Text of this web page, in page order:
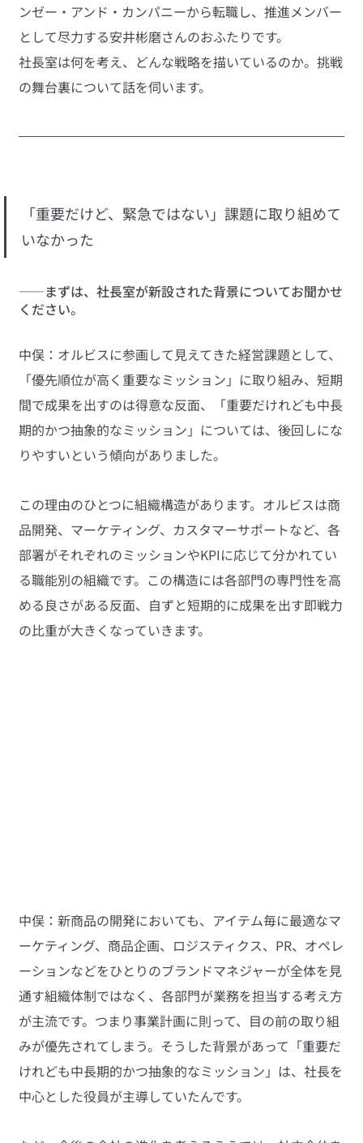
ンゼー・アンド・カンパニーから転職し、推進メンバー
として尽力する安井彬磨さんのおふたりです。
社長室は何を考え、どんな戦略を描いているのか。挑戦
の舞台裏について話を伺います。
「重要だけど、緊急ではない」課題に取り組めて
いなかった
――まずは、社長室が新設された背景についてお聞かせ
ください。
中俣：オルビスに参画して見えてきた経営課題として、
「優先順位が高く重要なミッション」に取り組み、短期
間で成果を出すのは得意な反面、「重要だけれども中長
期的かつ抽象的なミッション」については、後回しにな
りやすいという傾向がありました。
この理由のひとつに組織構造があります。オルビスは商
品開発、マーケティング、カスタマーサポートなど、各
部署がそれぞれのミッションやKPIに応じて分かれてい
る職能別の組織です。この構造には各部門の専門性を高
める良さがある反面、自ずと短期的に成果を出す即戦力
の比重が大きくなっていきます。
中俣：新商品の開発においても、アイテム毎に最適なマ
ーケティング、商品企画、ロジスティクス、PR、オペレ
ーションなどをひとりのブランドマネジャーが全体を見
通す組織体制ではなく、各部門が業務を担当する考え方
が主流です。つまり事業計画に則って、目の前の取り組
みが優先されてしまう。そうした背景があって「重要だ
けれども中長期的かつ抽象的なミッション」は、社長を
中心とした役員が主導していたんです。